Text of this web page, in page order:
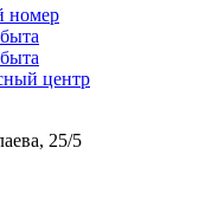
номер
центр
25/5